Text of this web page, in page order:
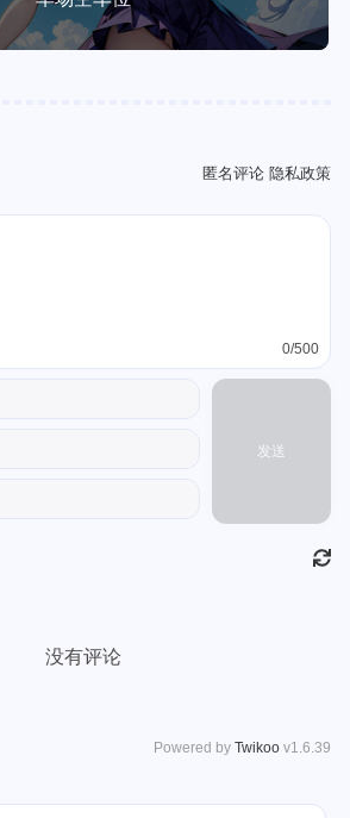
匿名评论 隐私政策
0/500
发送
没有评论
Powered by Twikoo v1.6.39